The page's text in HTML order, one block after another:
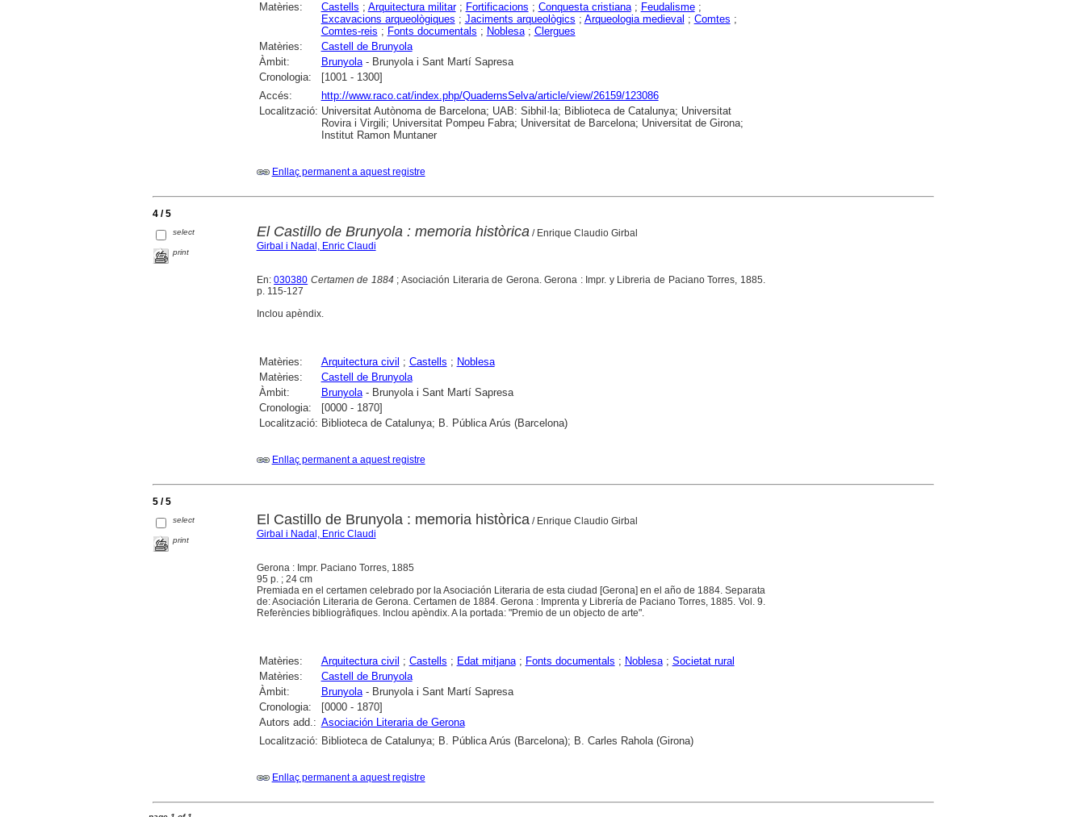
Matèries: Castells ; Arquitectura militar; Fortificacions ; Conquesta cristiana; Feudalisme;
Excavacions arqueològiques ; Jaciments arqueològics ; Arqueologia medieval ; Comtes ;
Comtes-reis ; Fonts documentals ; Noblesa; Clergues
Matèries:
Castell de Brunyola
Àmbit:
Brunyola- Brunyola i Sant Martí Sapresa
Cronologia:
[1001 - 1300]
Accés:
http://www.raco.cat/index.php/QuadernsSelva/article/view/26159/123086
Localització: Universitat Autònoma de Barcelona; UAB: Sibhil·la; Biblioteca de Catalunya; Universitat
Rovira i Virgili; Universitat Pompeu Fabra; Universitat de Barcelona; Universitat de Girona;
Institut Ramon Muntaner
Enllaç permanent a aquest registre
4 / 5
select
print
El Castillo de Brunyola : memoria històrica/ Enrique Claudio Girbal
Girbal i Nadal, Enric Claudi
En:030380 Certamen de 1884; Asociación Literaria de Gerona. Gerona : Impr. y Libreria de Paciano Torres, 1885.
p. 115-127
Inclou apèndix.
Matèries: Arquitectura civil ; Castells ; Noblesa
Matèries:
Castell de Brunyola
Àmbit:
Brunyola- Brunyola i Sant Martí Sapresa
Cronologia:
[0000 - 1870]
Localització: Biblioteca de Catalunya; B. Pública Arús (Barcelona)
Enllaç permanent a aquest registre
5 / 5
select
print
El Castillo de Brunyola : memoria històrica/ Enrique Claudio Girbal
Girbal i Nadal, Enric Claudi
Gerona : Impr. Paciano Torres, 1885
95 p. ; 24 cm
Premiada en el certamen celebrado por la Asociación Literaria de esta ciudad [Gerona] en el año de 1884. Separata
de: Asociación Literaria de Gerona. Certamen de 1884. Gerona : Imprenta y Librería de Paciano Torres, 1885. Vol. 9.
Referències bibliogràfiques. Inclou apèndix. A la portada: "Premio de un objecto de arte".
Matèries: Arquitectura civil ; Castells ; Edat mitjana; Fonts documentals ; Noblesa; Societat rural
Matèries:
Castell de Brunyola
Àmbit:
Brunyola- Brunyola i Sant Martí Sapresa
Cronologia:
[0000 - 1870]
Autors add.: Asociación Literaria de Gerona
Localització: Biblioteca de Catalunya; B. Pública Arús (Barcelona); B. Carles Rahola (Girona)
Enllaç permanent a aquest registre